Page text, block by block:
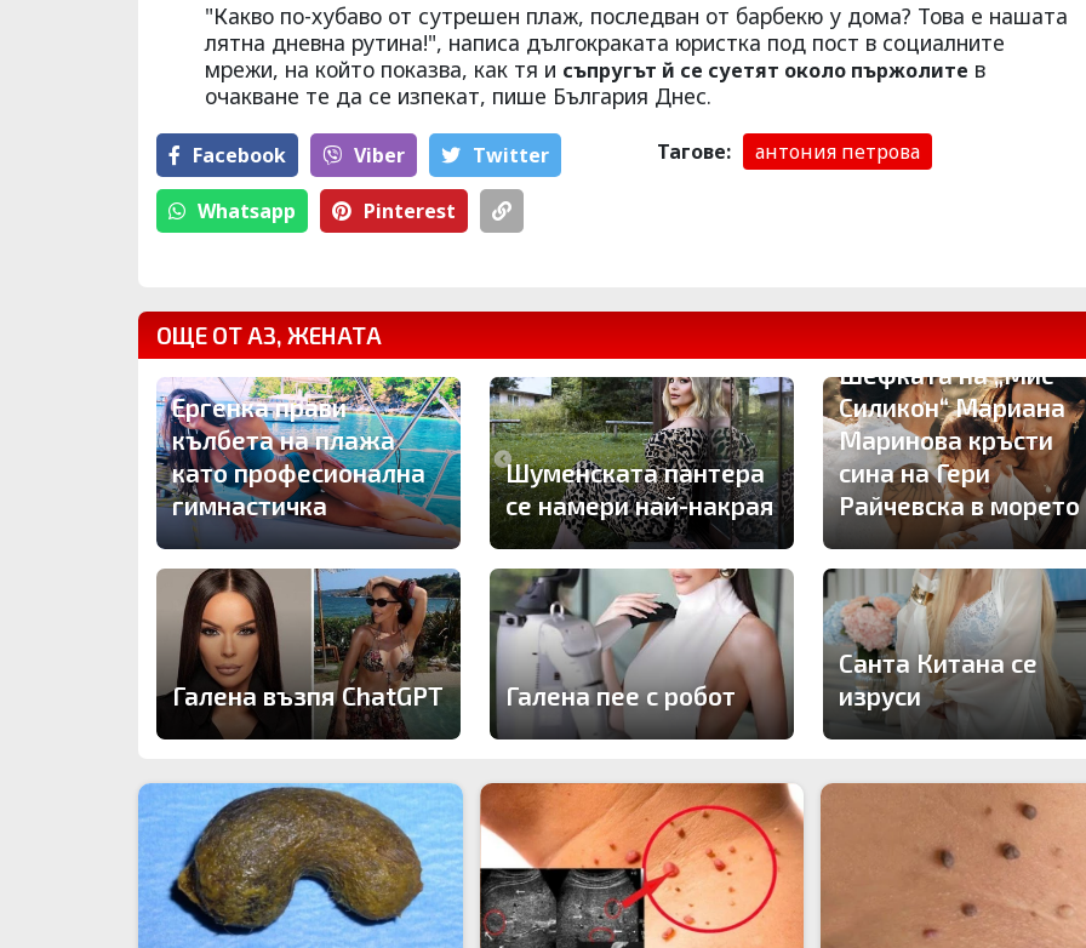
"Какво по-хубаво от сутрешен плаж, последван от барбекю у дома? Това е нашата
лятна дневна рутина!", написа дългокраката юристка под пост в социалните
мрежи, на който показва, как тя и съпругът й се суетят около пържолите в
очакване те да се изпекат, пише България Днес.
Facebook Viber Тwitter
Whatsapp Pinterest
Тагове: антония петрова
ОЩЕ ОТ АЗ, ЖЕНАТА
Ергенка прави
кълбета на плажа
като професионална
гимнастичка
Шуменската пантера
се намери най-накрая
Шефката на „Мис
Силикон“ Мариана
Маринова кръсти
сина на Гери
Райчевска в морето
Галена възпя ChatGPT Галена пее с робот
Санта Китана се
изруси